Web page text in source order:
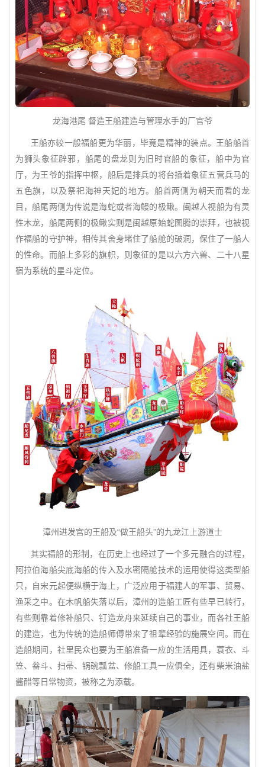
龙海港尾 督造王船建造与管理水手的厂官爷
王船亦较一般福船更为华丽，毕竟是精神的装点。王船船首
为狮头象征辟邪，船尾的盘龙则为旧时官船的象征，船中为官
厅，为王爷的指挥中枢，船后是排兵的将台插着象征五营兵马的
五色旗，以及祭祀海神天妃的地方。船首两侧为朝天而看的龙
目，船尾两侧为传说是海蛇或者海鳗的极鳅。闽越人视船为有灵
性木龙，船尾两侧的极鳅实则是闽越原始蛇图腾的崇拜，也被视
作福船的守护神，相传其舍身堵住了船舱的破洞，保住了一船人
的性命。而船上多彩的旗帜，则象征的是以六方六兽、二十八星
宿为系统的星斗定位。
漳州进发宫的王船及“做王船头”的九龙江上游道士
其实福船的形制，在历史上也经过了一个多元融合的过程，
阿拉伯海船尖底海船的传入及水密隔舱技术的运用使得这类型船
只，自宋元起便纵横于海上，广泛应用于福建人的军事、贸易、
渔采之中。在木帆船失落以后，漳州的造船工匠有些早已转行，
有些则靠着修补船只、钉造龙舟来延续自己的事业，而各社王船
的建造，也为传统的造船师傅带来了祖辈经验的施展空间。而在
造船期间，社里民众也要为王船准备一应的生活用具，蓑衣、斗
笠、畚斗、扫帚、锅碗瓢盆、修船工具一应俱全，还有柴米油盐
酱醋等日常物资，被称之为添载。